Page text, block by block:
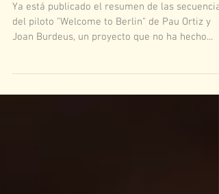
Ya está publicado el resumen de las secuencias
del piloto "Welcome to Berlin" de Pau Ortiz y
Joan Burdeus, un proyecto que no ha hecho...